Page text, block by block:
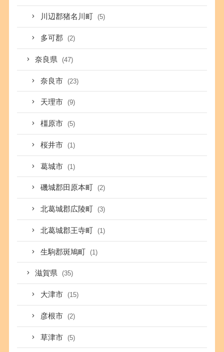
川辺郡猪名川町 (5)
多可郡 (2)
奈良県 (47)
奈良市 (23)
天理市 (9)
橿原市 (5)
桜井市 (1)
葛城市 (1)
磯城郡田原本町 (2)
北葛城郡広陵町 (3)
北葛城郡王寺町 (1)
生駒郡斑鳩町 (1)
滋賀県 (35)
大津市 (15)
彦根市 (2)
草津市 (5)